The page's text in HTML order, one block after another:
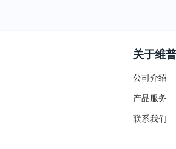
关于维普
公司介绍
产品服务
联系我们